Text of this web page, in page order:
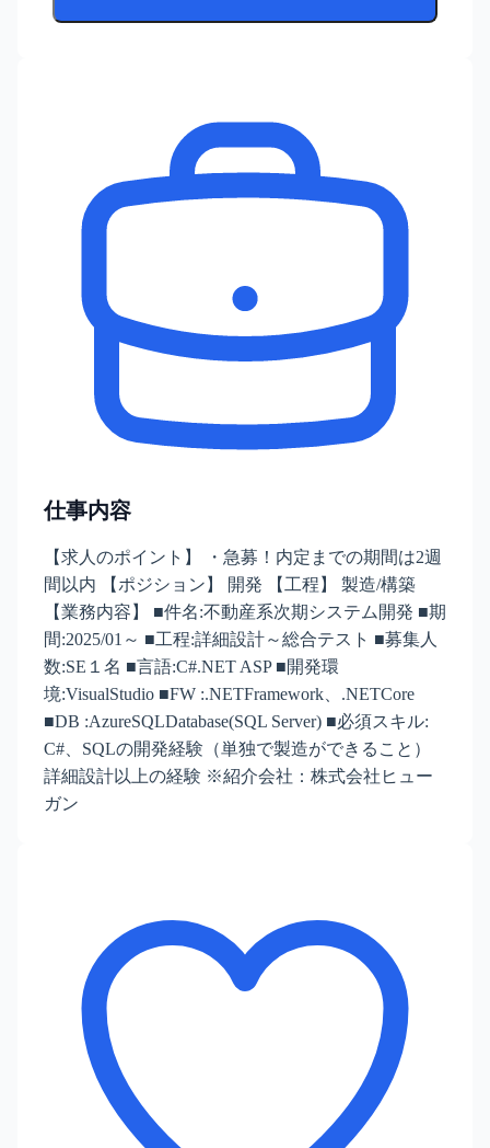
仕事内容
【求人のポイント】 ・急募！内定までの期間は2週
間以内 【ポジション】 開発 【工程】 製造/構築
【業務内容】 ■件名:不動産系次期システム開発 ■期
間:2025/01～ ■工程:詳細設計～総合テスト ■募集人
数:SE１名 ■言語:C#.NET ASP ■開発環
境:VisualStudio ■FW :.NETFramework、.NETCore
■DB :AzureSQLDatabase(SQL Server) ■必須スキル:
C#、SQLの開発経験（単独で製造ができること）
詳細設計以上の経験 ※紹介会社：株式会社ヒュー
ガン